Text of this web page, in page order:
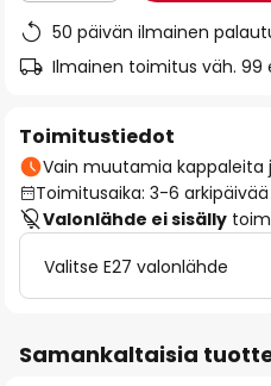
50 päivän ilmainen
Ilmainen toimitus väh. 99
Toimitustiedot
Vain muutamia kappaleita
Toimitusaika: 3-6 arkipäivää
Valonlähde ei sisälly
Valitse E27 valonlähde
Samankaltaisia